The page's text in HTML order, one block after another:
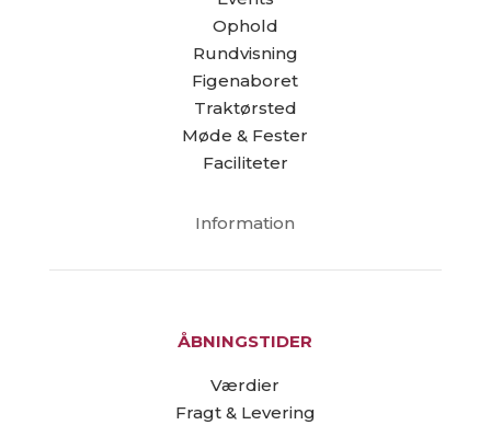
Ophold
Rundvisning
Figenaboret
Traktørsted
Møde & Fester
Faciliteter
Information
ÅBNINGSTIDER
Værdier
Fragt & Levering